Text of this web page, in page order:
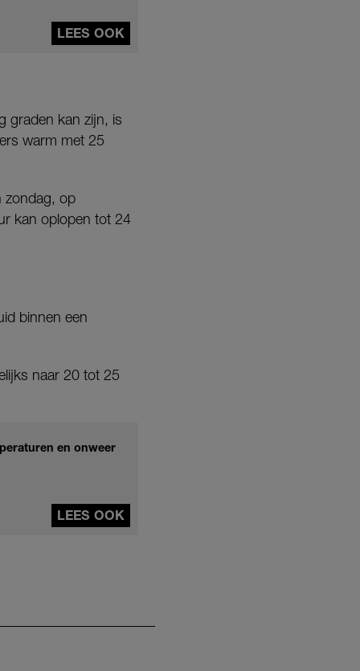
LEES OOK
graden kan zijn, is
warm met 25
zondag, op
kan oplopen tot 24
binnen een
naar 20 tot 25
en onweer
LEES OOK